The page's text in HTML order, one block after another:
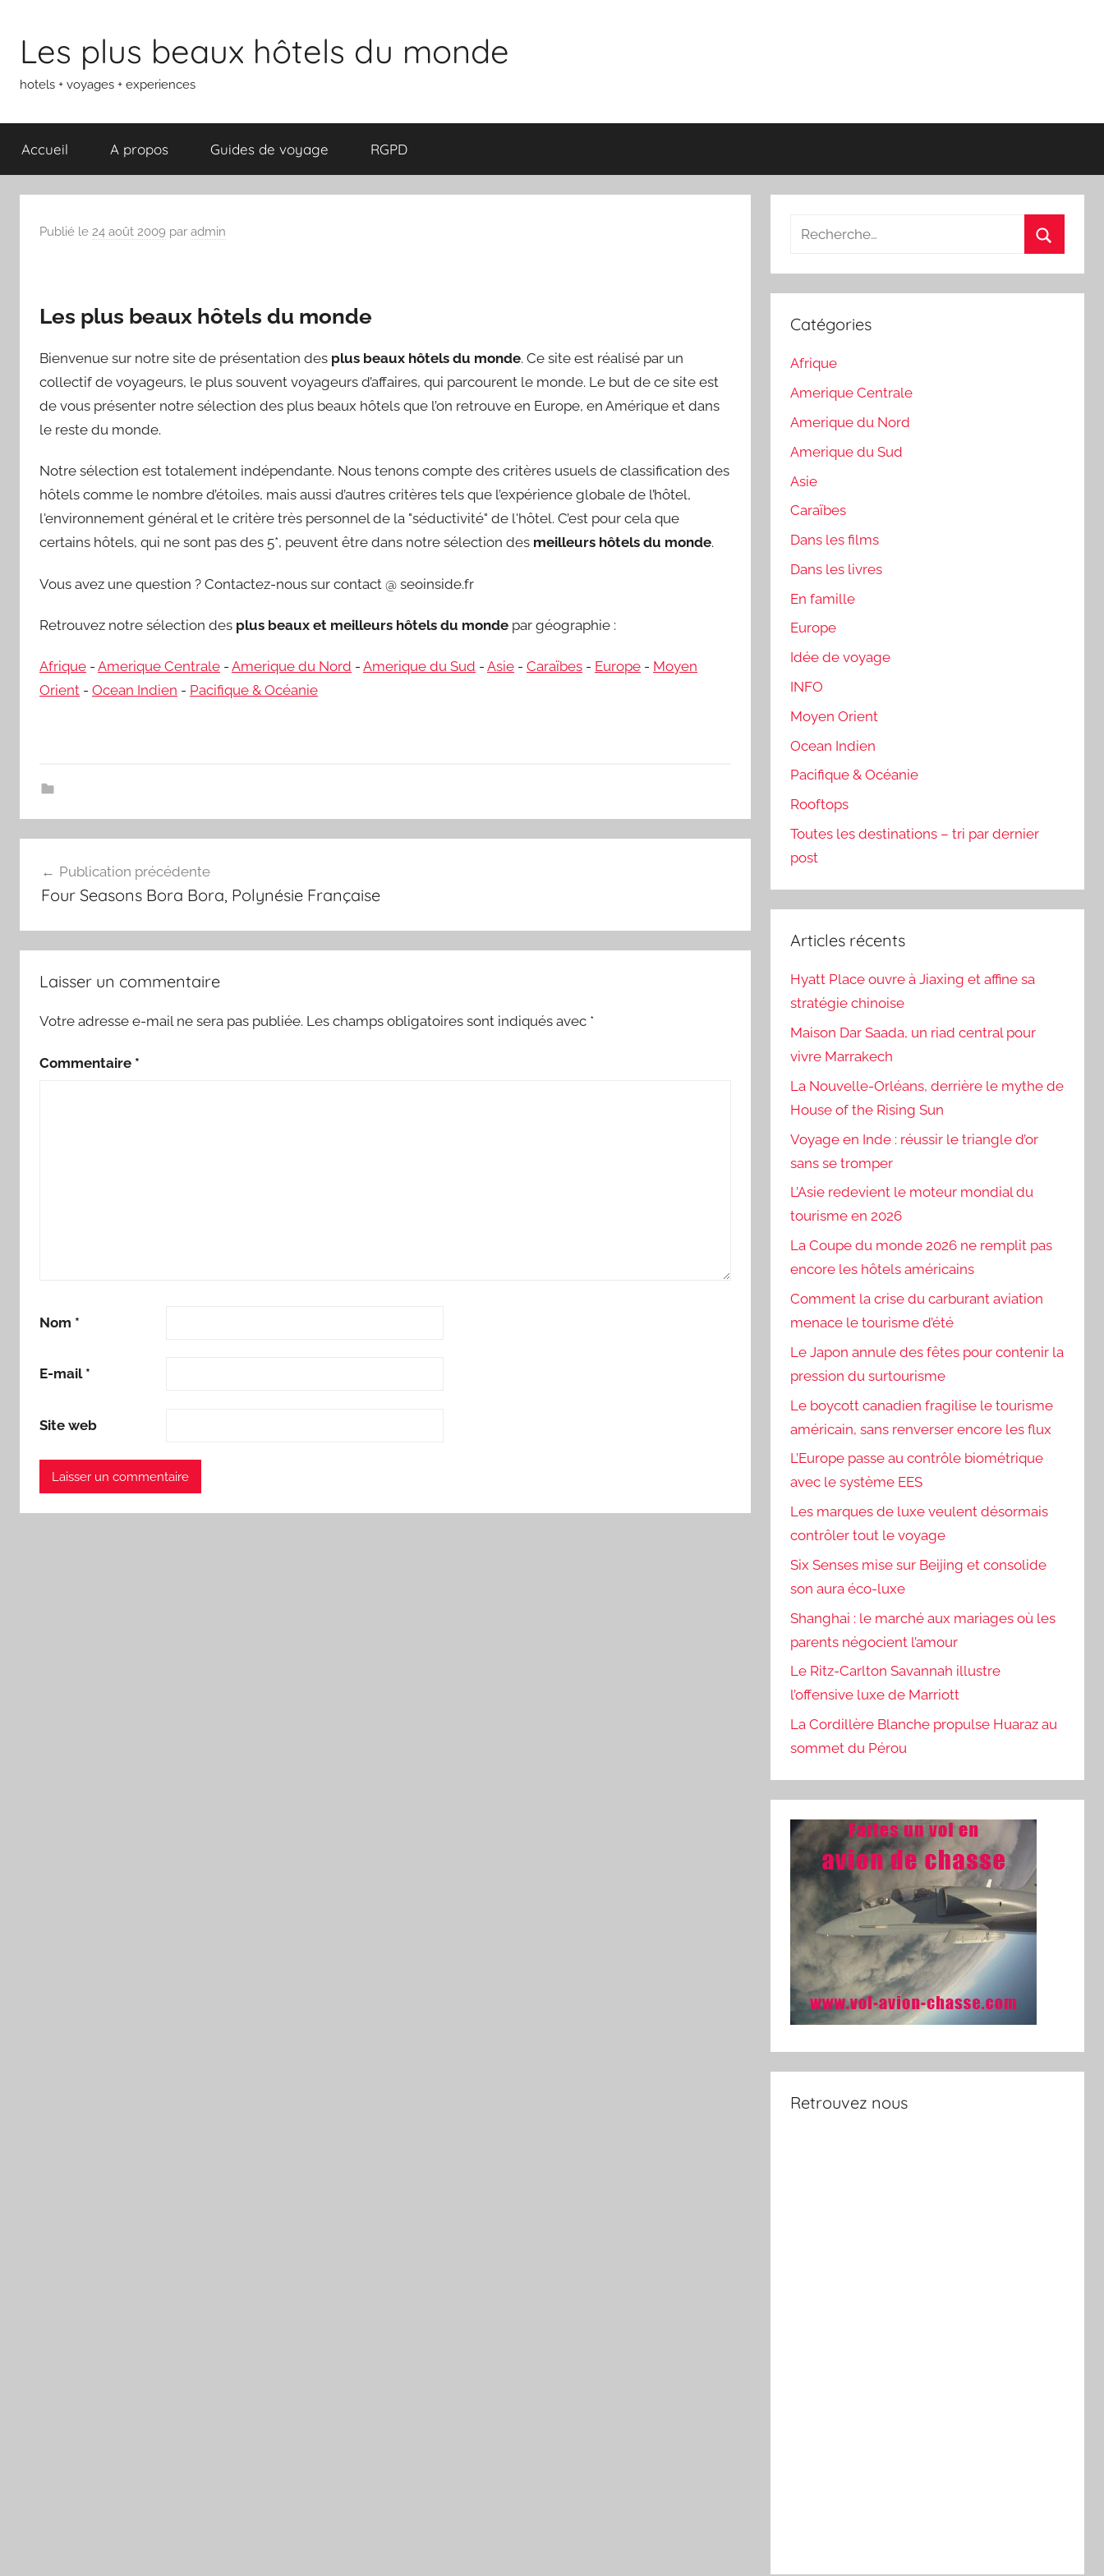
contenu
Les plus beaux hôtels du monde
hotels + voyages + experiences
Accueil A propos Guides de voyage RGPD
Publié le 24 août 2009 par admin
Les plus beaux hôtels du monde
Bienvenue sur notre site de présentation des plus beaux hôtels du monde. Ce site est réalisé par un
collectif de voyageurs, le plus souvent voyageurs d’affaires, qui parcourent le monde. Le but de ce site est
de vous présenter notre sélection des plus beaux hôtels que l’on retrouve en Europe, en Amérique et dans
le reste du monde.
Notre sélection est totalement indépendante. Nous tenons compte des critères usuels de classification des
hôtels comme le nombre d’étoiles, mais aussi d’autres critères tels que l’expérience globale de l’hôtel,
l'environnement général et le critère très personnel de la "séductivité" de l'hôtel. C’est pour cela que
certains hôtels, qui ne sont pas des 5*, peuvent être dans notre sélection des meilleurs hôtels du monde.
Vous avez une question ? Contactez-nous sur contact @ seoinside.fr
Retrouvez notre sélection des plus beaux et meilleurs hôtels du monde par géographie :
Afrique - Amerique Centrale - Amerique du Nord - Amerique du Sud - Asie - Caraïbes - Europe - Moyen
Orient - Ocean Indien - Pacifique & Océanie
de
Publication précédente
Four Seasons Bora Bora, Polynésie Française
Laisser un commentaire
Votre adresse e-mail ne sera pas publiée. Les champs obligatoires sont indiqués avec *
Commentaire *
Nom *
E-mail *
Site web
Recherche
:
Catégories
Afrique
Amerique Centrale
Amerique du Nord
Amerique du Sud
Asie
Caraïbes
Dans les films
Dans les livres
En famille
Europe
Idée de voyage
INFO
Moyen Orient
Ocean Indien
Pacifique & Océanie
Rooftops
Toutes les destinations – tri par dernier
post
Articles récents
Hyatt Place ouvre à Jiaxing et affine sa
stratégie chinoise
Maison Dar Saada, un riad central pour
vivre Marrakech
La Nouvelle-Orléans, derrière le mythe de
House of the Rising Sun
Voyage en Inde : réussir le triangle d’or
sans se tromper
L’Asie redevient le moteur mondial du
tourisme en 2026
La Coupe du monde 2026 ne remplit pas
encore les hôtels américains
Comment la crise du carburant aviation
menace le tourisme d’été
Le Japon annule des fêtes pour contenir la
pression du surtourisme
Le boycott canadien fragilise le tourisme
américain, sans renverser encore les flux
L’Europe passe au contrôle biométrique
avec le système EES
Les marques de luxe veulent désormais
contrôler tout le voyage
Six Senses mise sur Beijing et consolide
son aura éco-luxe
Shanghai : le marché aux mariages où les
parents négocient l’amour
Le Ritz-Carlton Savannah illustre
l’offensive luxe de Marriott
La Cordillère Blanche propulse Huaraz au
sommet du Pérou
Retrouvez nous